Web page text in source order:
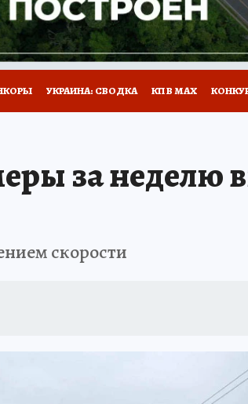
УКРАИНА: СВОДКА КП В МАХ
за неделю
скорости